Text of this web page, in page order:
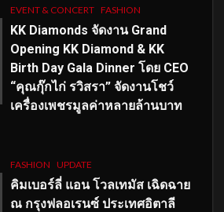
EVENT & CONCERT FASHION
KK Diamonds จัดงาน Grand
Opening KK Diamond & KK
Birth Day Gala Dinner โดย CEO
“คุณกุ๊กไก่ รวิสรา” จัดงานโชว์
เครื่องเพชรมูลค่าหลายล้านบาท
FASHION UPDATE
คิมเบอร์ลี่ แอน โวลเทมัส เฉิดฉาย
ณ กรุงฟลอเรนซ์ ประเทศอิตาลี